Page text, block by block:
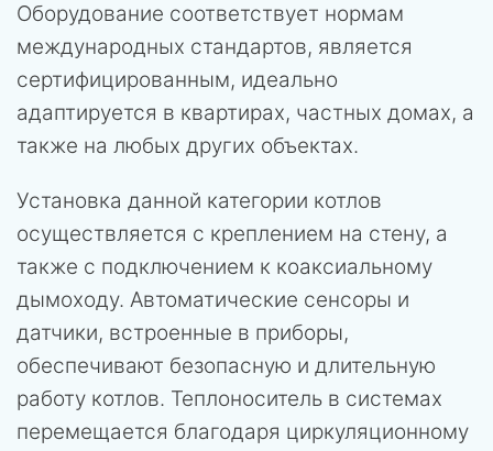
Оборудование соответствует нормам
международных стандартов, является
сертифицированным, идеально
адаптируется в квартирах, частных домах, а
также на любых других объектах.
Установка данной категории котлов
осуществляется с креплением на стену, а
также с подключением к коаксиальному
дымоходу. Автоматические сенсоры и
датчики, встроенные в приборы,
обеспечивают безопасную и длительную
работу котлов. Теплоноситель в системах
перемещается благодаря циркуляционному